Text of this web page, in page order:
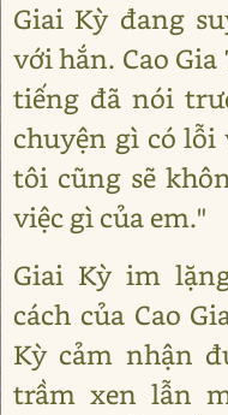
Giai Kỳ đang
với hắn. Cao
tiếng đã nói
chuyện gì có
tôi cũng sẽ
việc gì của em."
Giai Kỳ im
cách của Cao
Kỳ cảm nhận
trầm xen lẫn